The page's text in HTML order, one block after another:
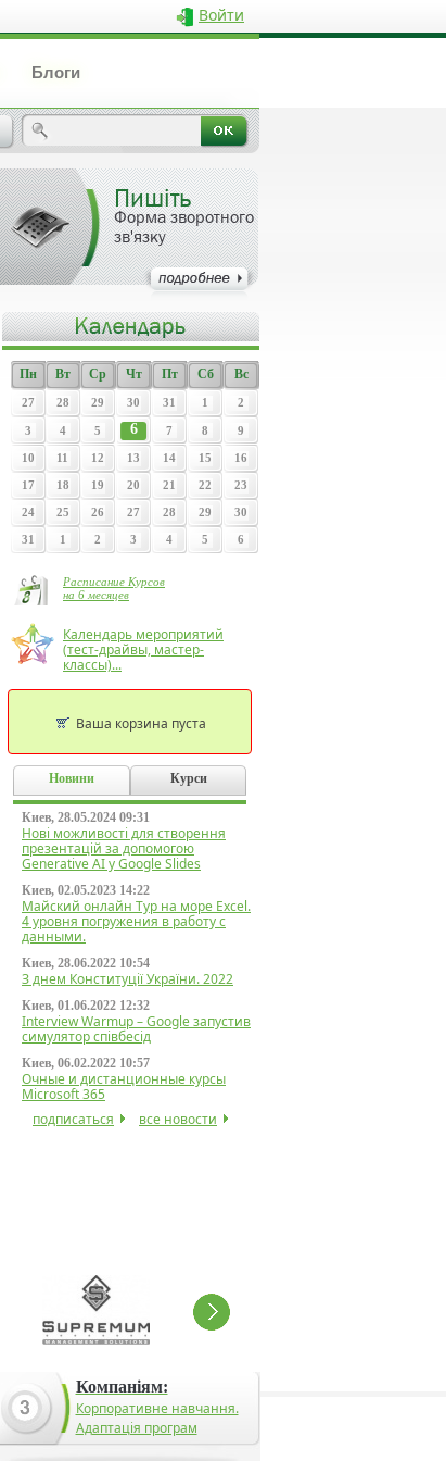
Войти
Блоги
Пишіть
Форма зворотного
зв'язку
Пн Вт Ср Чт Пт Сб Вс
27 28 29 30 31 1 2
3 4 5 6 7 8 9
10 11 12 13 14 15 16
17 18 19 20 21 22 23
24 25 26 27 28 29 30
31 1 2 3 4 5 6
Расписание Курсов
на 6 месяцев
Календарь мероприятий
(тест-драйвы, мастер-
классы)...
Ваша корзина пуста
Новини Курси
Киев, 28.05.2024 09:31
Нові можливості для створення
презентацій за допомогою
Generative AI у Google Slides
Киев, 02.05.2023 14:22
Майский онлайн Тур на море Excel.
4 уровня погружения в работу с
данными.
Киев, 28.06.2022 10:54
З днем Конституції України. 2022
Киев, 01.06.2022 12:32
Interview Warmup – Google запустив
симулятор співбесід
Киев, 06.02.2022 10:57
Очные и дистанционные курсы
Microsoft 365
подписаться
все новости
Компаніям:
Корпоративне навчання.
Адаптація програм